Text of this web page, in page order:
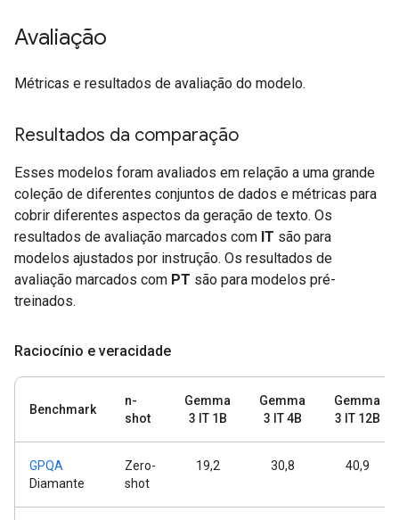
Avaliação
Métricas e resultados de avaliação do modelo.
Resultados da comparação
Esses modelos foram avaliados em relação a uma grande
coleção de diferentes conjuntos de dados e métricas para
cobrir diferentes aspectos da geração de texto. Os
resultados de avaliação marcados com IT são para
modelos ajustados por instrução. Os resultados de
avaliação marcados com PT são para modelos pré-
treinados.
Raciocínio e veracidade
Benchmark
n-
shot
Gemma
3 IT 1B
Gemma
3 IT 4B
Gemma
3 IT 12B
GPQA
Diamante
Zero-
shot
19,2 30,8 40,9